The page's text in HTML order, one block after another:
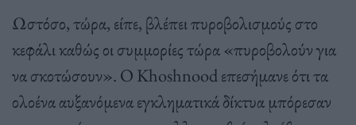
Ωστόσο, τώρα, είπε, βλέπει πυροβολισμούς στο
κεφάλι καθώς οι συμμορίες τώρα «πυροβολούν για
να σκοτώσουν». Ο Khoshnood επεσήμανε ότι τα
ολοένα αυξανόμενα εγκληματικά δίκτυα μπόρεσαν